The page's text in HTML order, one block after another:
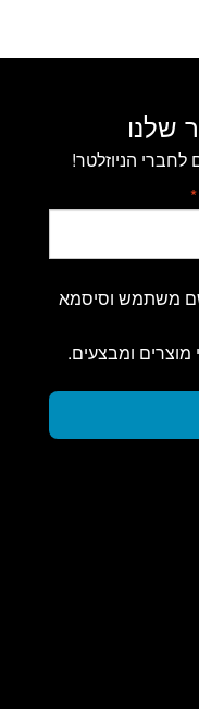
שלנו
לחברי הניוזלטר!
*
משתמש וסיסמא
מוצרים ומבצעים.